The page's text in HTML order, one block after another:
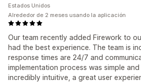
Our team recently added Firework to
had the best experience. The team is
response times are 24/7 and
implementation process was simple
incredibly intuitive, a great user
Estados Unidos
Alrededor de 2 meses usando la aplicación